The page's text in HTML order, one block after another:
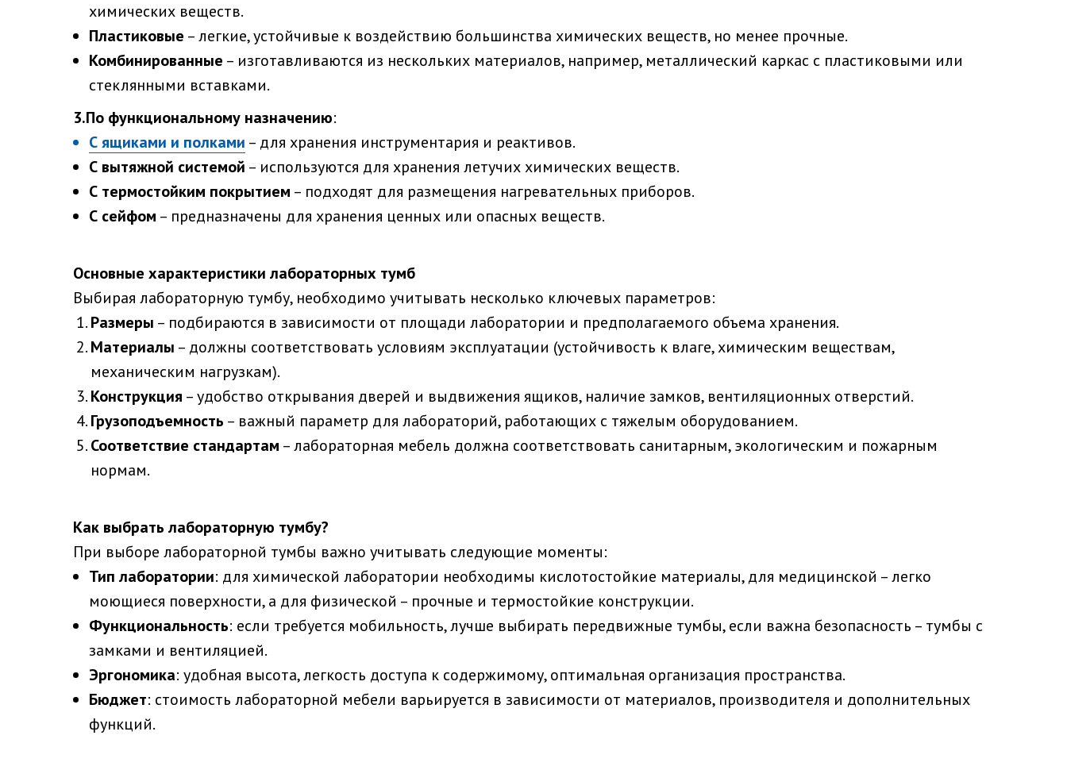
химических веществ.
Пластиковые – легкие, устойчивые к воздействию большинства химических веществ, но менее прочные.
Комбинированные – изготавливаются из нескольких материалов, например, металлический каркас с пластиковыми или
стеклянными вставками.
3.По функциональному назначению:
С ящиками и полками – для хранения инструментария и реактивов.
С вытяжной системой – используются для хранения летучих химических веществ.
С термостойким покрытием – подходят для размещения нагревательных приборов.
С сейфом – предназначены для хранения ценных или опасных веществ.
Основные характеристики лабораторных тумб
Выбирая лабораторную тумбу, необходимо учитывать несколько ключевых параметров:
Размеры – подбираются в зависимости от площади лаборатории и предполагаемого объема хранения.
Материалы – должны соответствовать условиям эксплуатации (устойчивость к влаге, химическим веществам,
механическим нагрузкам).
Конструкция – удобство открывания дверей и выдвижения ящиков, наличие замков, вентиляционных отверстий.
Грузоподъемность – важный параметр для лабораторий, работающих с тяжелым оборудованием.
Соответствие стандартам – лабораторная мебель должна соответствовать санитарным, экологическим и пожарным
нормам.
Как выбрать лабораторную тумбу?
При выборе лабораторной тумбы важно учитывать следующие моменты:
Тип лаборатории: для химической лаборатории необходимы кислотостойкие материалы, для медицинской – легко
моющиеся поверхности, а для физической – прочные и термостойкие конструкции.
Функциональность: если требуется мобильность, лучше выбирать передвижные тумбы, если важна безопасность – тумбы с
замками и вентиляцией.
Эргономика: удобная высота, легкость доступа к содержимому, оптимальная организация пространства.
Бюджет: стоимость лабораторной мебели варьируется в зависимости от материалов, производителя и дополнительных
функций.